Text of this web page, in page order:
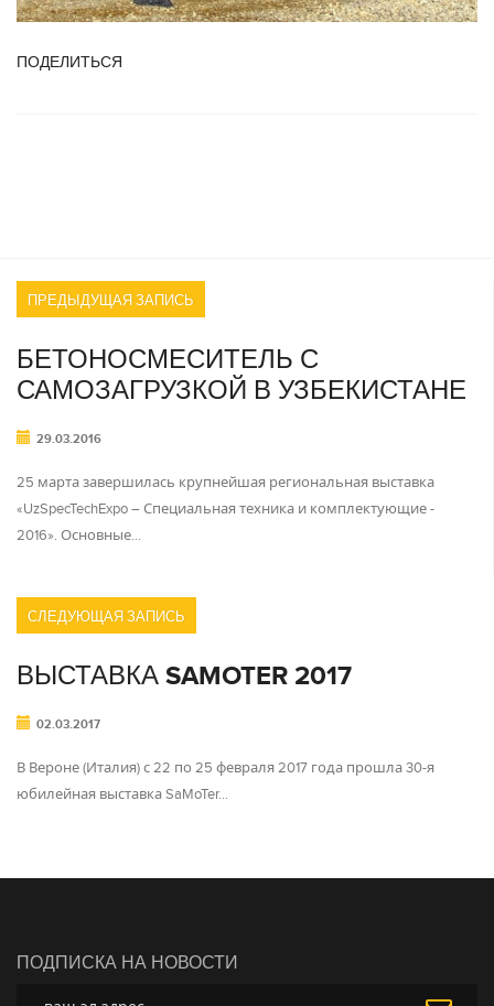
ПОДЕЛИТЬСЯ
ПРЕДЫДУЩАЯ ЗАПИСЬ
БЕТОНОСМЕСИТЕЛЬ С
САМОЗАГРУЗКОЙ В УЗБЕКИСТАНЕ
29.03.2016
25 марта завершилась крупнейшая региональная выставка
«UzSpecTechExpo – Специальная техника и комплектующие -
2016». Основные…
СЛЕДУЮЩАЯ ЗАПИСЬ
ВЫСТАВКА SAMOTER 2017
02.03.2017
В Вероне (Италия) с 22 по 25 февраля 2017 года прошла 30-я
юбилейная выставка SaMoTer…
ПОДПИСКА НА НОВОСТИ